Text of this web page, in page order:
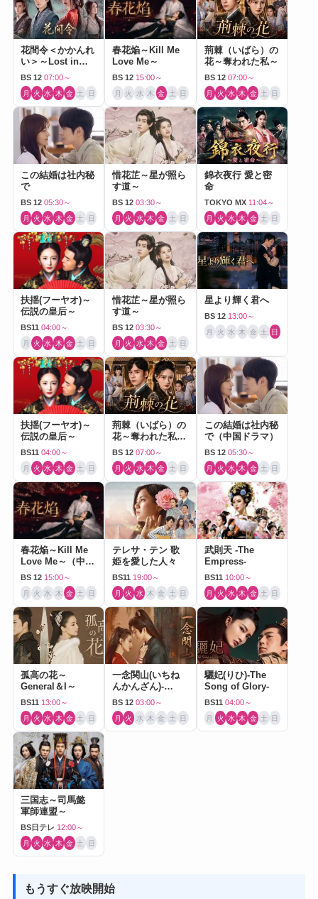
花間令＜かかんれ
い＞～Lost in
Love～
BS 12 07:00～
月 火 水 木 金 土 日
春花焔～Kill Me
Love Me～
BS 12 15:00～
月 火 水 木 金 土 日
荊棘（いばら）の
花～奪われた私～
BS 12 07:00～
月 火 水 木 金 土 日
この結婚は社内秘
で
BS 12 05:30～
月 火 水 木 金 土 日
惜花芷～星が照ら
す道～
BS 12 03:30～
月 火 水 木 金 土 日
錦衣夜行 愛と密
命
TOKYO MX 11:04～
月 火 水 木 金 土 日
扶揺(フーヤオ)～
伝説の皇后～
BS11 04:00～
月 火 水 木 金 土 日
惜花芷～星が照ら
す道～
BS 12 03:30～
月 火 水 木 金 土 日
星より輝く君へ
BS 12 13:00～
月 火 水 木 金 土 日
扶揺(フーヤオ)～
伝説の皇后～
BS11 04:00～
月 火 水 木 金 土 日
荊棘（いばら）の
花～奪われた私～
（中国ドラマ）
BS 12 07:00～
月 火 水 木 金 土 日
この結婚は社内秘
で（中国ドラマ）
BS 12 05:30～
月 火 水 木 金 土 日
春花焔～Kill Me
Love Me～（中国
ドラマ）
BS 12 15:00～
月 火 水 木 金 土 日
テレサ・テン 歌
姫を愛した人々
BS11 19:00～
月 火 水 木 金 土 日
武則天 -The
Empress-
BS11 10:00～
月 火 水 木 金 土 日
孤高の花～
General＆I～
BS11 13:00～
月 火 水 木 金 土 日
一念関山(いちね
んかんざん)-
Journey to Love-
BS 12 03:00～
月 火 水 木 金 土 日
驪妃(りひ)-The
Song of Glory-
BS11 04:00～
月 火 水 木 金 土 日
三国志～司馬懿
軍師連盟～
BS日テレ 12:00～
月 火 水 木 金 土 日
もうすぐ放映開始